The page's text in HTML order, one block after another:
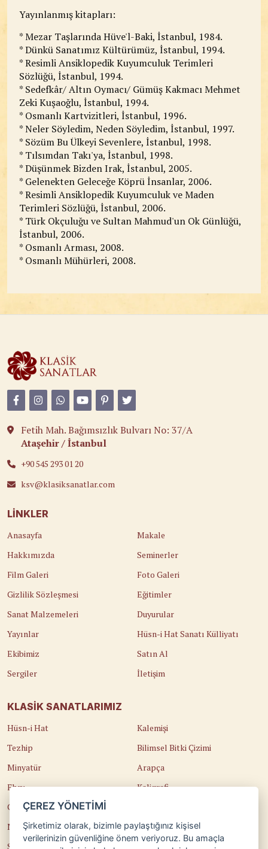
Yayınlanmış kitapları:
* Mezar Taşlarında Hüve'l-Baki, İstanbul, 1984.
* Dünkü Sanatımız Kültürümüz, İstanbul, 1994.
* Resimli Ansiklopedik Kuyumculuk Terimleri
Sözlüğü, İstanbul, 1994.
* Sedefkâr/ Altın Oymacı/ Gümüş Kakmacı Mehmet
Zeki Kuşaoğlu, İstanbul, 1994.
* Osmanlı Kartvizitleri, İstanbul, 1996.
* Neler Söyledim, Neden Söyledim, İstanbul, 1997.
* Sözüm Bu Ülkeyi Sevenlere, İstanbul, 1998.
* Tılsımdan Takı'ya, İstanbul, 1998.
* Düşünmek Bizden Irak, İstanbul, 2005.
* Gelenekten Geleceğe Köprü İnsanlar, 2006.
* Resimli Ansiklopedik Kuyumculuk ve Maden
Terimleri Sözlüğü, İstanbul, 2006.
* Türk Okçuluğu ve Sultan Mahmud'un Ok Günlüğü,
İstanbul, 2006.
* Osmanlı Arması, 2008.
* Osmanlı Mühürleri, 2008.
Fetih Mah. Bağımsızlık Bulvarı No: 37/A
Ataşehir / İstanbul
+90 545 293 01 20
ksv@klasiksanatlar.com
LINKLER
Anasayfa
Hakkımızda
Film Galeri
Gizlilik Sözleşmesi
Sanat Malzemeleri
Yayınlar
Ekibimiz
Sergiler
Makale
Seminerler
Foto Galeri
Eğitimler
Duyurular
Hüsn-i Hat Sanatı Külliyatı
Satın Al
İletişim
KLASIK SANATLARIMIZ
Hüsn-i Hat
Tezhip
Minyatür
Ebru
Çini
Naht
Sedef Kakma
Kalemişi
Bilimsel Bitki Çizimi
Arapça
Kaligrafi
Edirnekari
Temel Sanat Eğitimi
ÇEREZ YÖNETİMİ
Şirketimiz olarak, bizimle paylaştığınız kişisel
verilerinizin güvenliğine önem veriyoruz. Bu amaçla